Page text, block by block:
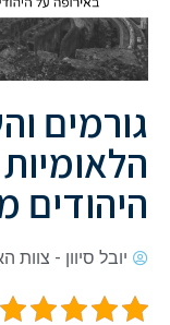
גורמים
היהודים
יובל סיוון - צוות